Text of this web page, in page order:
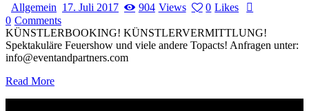
Allgemein 17. Juli 2017 904 Views 0 Likes
0 Comments
KÜNSTLERBOOKING! KÜNSTLERVERMITTLUNG!
Spektakuläre Feuershow und viele andere Topacts! Anfragen unter:
info@eventandpartners.com
Read More